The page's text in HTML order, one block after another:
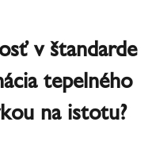
v štandarde
tepelného
na istotu?